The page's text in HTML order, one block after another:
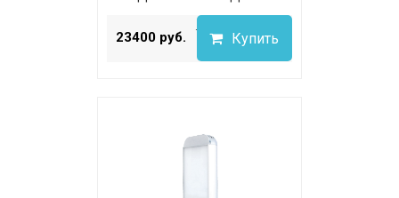
...
23400 руб. Купить